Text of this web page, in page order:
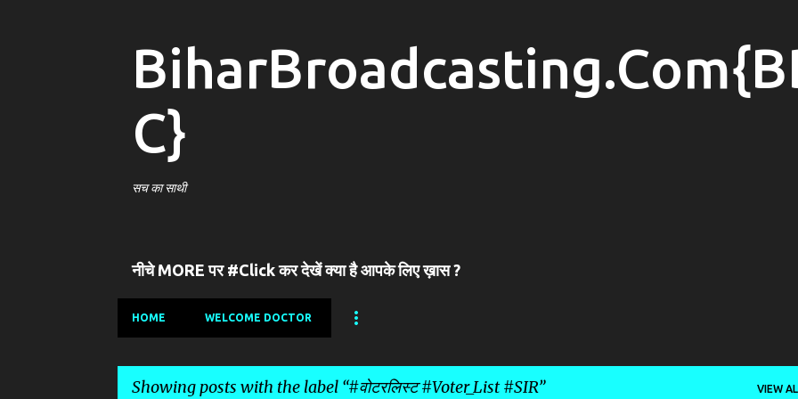
C}
सच का साथी
नीचे MORE पर #Click कर देखें क्या है आपके लिए ख़ास ?
HOME WELCOME DOCTOR
Showing posts with the label #वोटरलिस्ट #Voter_List #SIR VIEW